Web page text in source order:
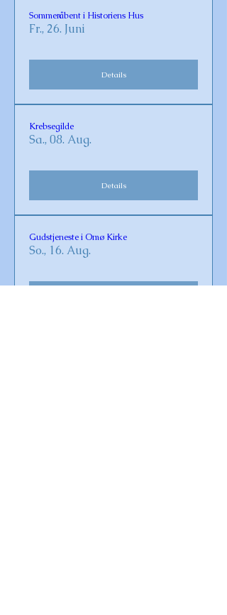
Sommeråbent i Historiens Hus
Fr., 26. Juni
Details
Krebsegilde
Sa., 08. Aug.
Details
Gudstjeneste i Omø Kirke
So., 16. Aug.